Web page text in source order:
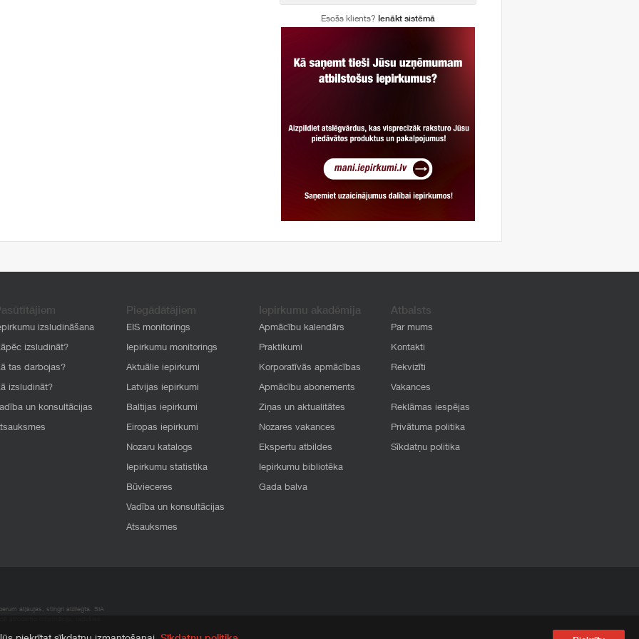
Esošs klients? Ienākt sistēmā
izsludināšana
izsludināt?
tas darbojas?
izsludināt?
un konsultācijas
Piegādātājiem
EIS monitorings
Iepirkumu monitorings
Aktuālie iepirkumi
Latvijas iepirkumi
Baltijas iepirkumi
Eiropas iepirkumi
Nozaru katalogs
Iepirkumu statistika
Būvieceres
Vadība un konsultācijas
Atsauksmes
Iepirkumu akadēmija
Apmācību kalendārs
Praktikumi
Korporatīvās apmācības
Apmācību abonements
Ziņas un aktualitātes
Nozares vakances
Ekspertu atbildes
Iepirkumu bibliotēka
Gada balva
Atbalsts
Par mums
Kontakti
Rekvizīti
Vakances
Reklāmas iespējas
Privātuma politika
Sīkdatņu politika
atļaujas, stingri aizliegta. SIA